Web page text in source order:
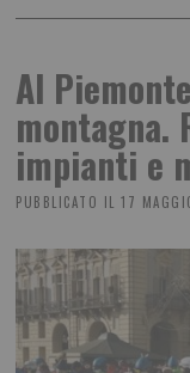
Al
montagna.
impianti e
PUBBLICATO IL 17